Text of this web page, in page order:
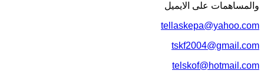
والمساهمات علی الایمیل
tellaskepa@yahoo.com
tskf2004@gmail.com
telskof@hotmail.com